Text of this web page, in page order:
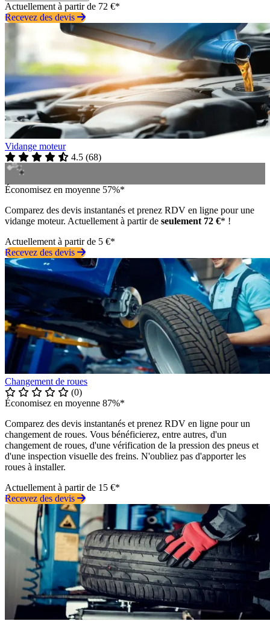
Actuellement à partir de 72 €*
Recevez des devis
Vidange moteur
4.5 (68)
Économisez en moyenne 57%*
Comparez des devis instantanés et prenez RDV en ligne pour une
vidange moteur. Actuellement à partir de seulement 72 €* !
Actuellement à partir de 5 €*
Recevez des devis
Changement de roues
(0)
Économisez en moyenne 87%*
Comparez des devis instantanés et prenez RDV en ligne pour un
changement de roues. Vous bénéficierez, entre autres, d'un
changement de roues, d'une vérification de la pression des pneus et
d'une inspection visuelle des freins. N'oubliez pas d'apporter les
roues à installer.
Actuellement à partir de 15 €*
Recevez des devis